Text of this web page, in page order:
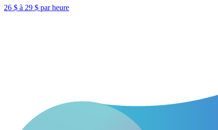
26 $ à 29 $ par heure